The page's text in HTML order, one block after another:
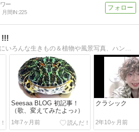
月間IN:225
!!!
Seesaa BLOG 初記事！
（歌、変えてみたよっ♪）
1年7ヶ月前
クラシック
2年10ヶ月前